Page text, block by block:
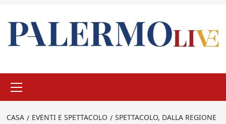
principale
CASA EVENTI E SPETTACOLO
SPETTACOLO, DALLA REGIONE